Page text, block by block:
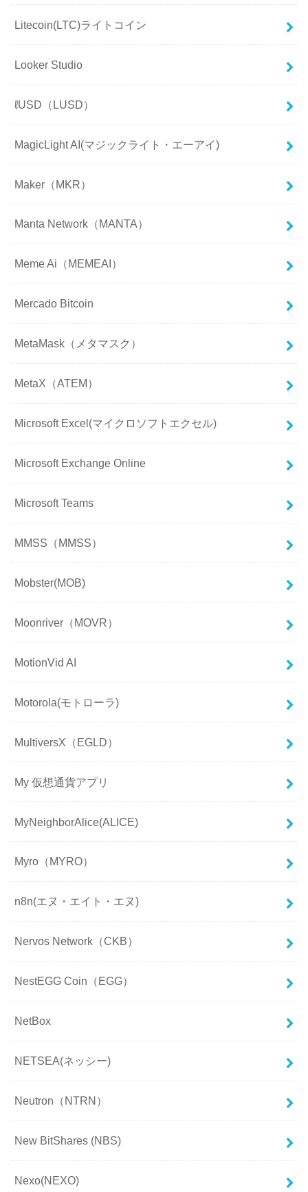
Litecoin(LTC)ライトコイン
Looker Studio
ℓUSD（LUSD）
MagicLight AI(マジックライト・エーアイ)
Maker（MKR）
Manta Network（MANTA）
Meme Ai（MEMEAI）
Mercado Bitcoin
MetaMask（メタマスク）
MetaX（ATEM）
Microsoft Excel(マイクロソフトエクセル)
Microsoft Exchange Online
Microsoft Teams
MMSS（MMSS）
Mobster(MOB)
Moonriver（MOVR）
MotionVid AI
Motorola(モトローラ)
MultiversX（EGLD）
My 仮想通貨アプリ
MyNeighborAlice(ALICE)
Myro（MYRO）
n8n(エヌ・エイト・エヌ)
Nervos Network（CKB）
NestEGG Coin（EGG）
NetBox
NETSEA(ネッシー)
Neutron（NTRN）
New BitShares (NBS)
Nexo(NEXO)